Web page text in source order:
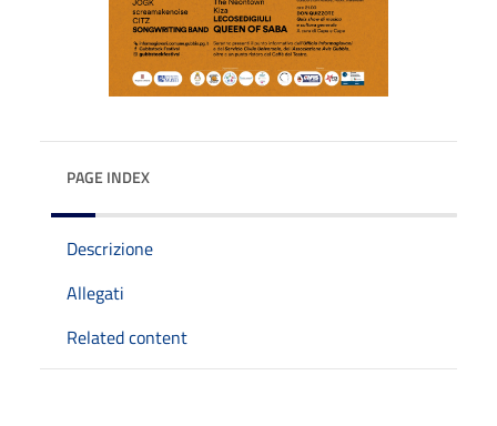
PAGE INDEX
Descrizione
Allegati
Related content